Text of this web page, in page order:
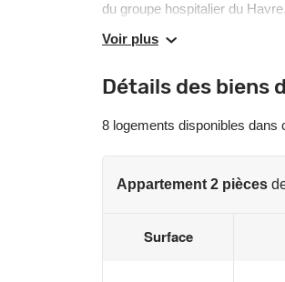
du groupe hospitalier du
Appartements économes en
• Tout près du bassin Vauban
• Logements modulables, tout
• Prêt à Taux Zéro pour habiter
• Stationnement privé en
Voir plus
Détails des biens
8 logements disponibles dans
Appartement 2 pièces
Surface